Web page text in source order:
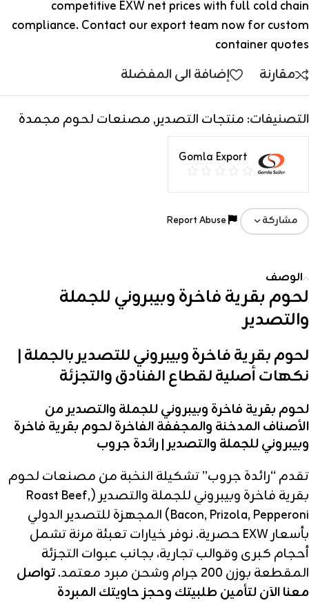
competitive EXW net prices with full cold chain
compliance. Contact our export team now for custom
container quotes
مقارنة
إضافة الى المفضلة
التصنيفات: منتجات التصدير, مصنعات لحوم مجمدة
Gomla Export
مشاركة
الوصف
لحوم بقرية فاخرة وبيبروني للجملة
والتصدير
لحوم بقرية فاخرة وبيبروني للتصدير بالجملة |
نكهات أصلية لقطاع الفنادق والتجزئة
لحوم بقرية فاخرة وبيبروني للجملة والتصدير من
الأصناف المدخنة والمجففة الفاخرةلحوم بقرية فاخرة
وبيبروني للجملة والتصدير | رائدة جروب
تقدم “رائدة جروب” تشكيلة النخبة من مصنعات لحوم
بقرية فاخرة وبيبروني للجملة والتصدير (Roast Beef,
Bacon, Prizola, Pepperoni) المجهزة للتصدير الدولي
بأسعار EXW حصرية. نوفر خيارات تعبئة مرنة تشمل
أحجام كبرى وقوالب تجارية، بجانب عبوات التجزئة
المقطعة بوزن 200 جرام وشحن مبرد معتمد.
تواصل
معنا الآن لتأمين طلبيتك وحجز حاويتك المبردة